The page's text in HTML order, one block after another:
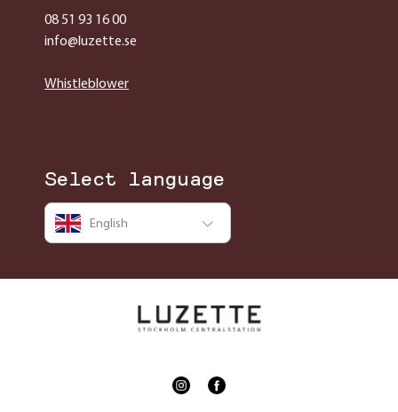
08 51 93 16 00
info@luzette.se
Whistleblower
Select language
English